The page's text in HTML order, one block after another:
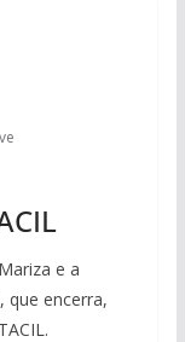
e a
que encerra,